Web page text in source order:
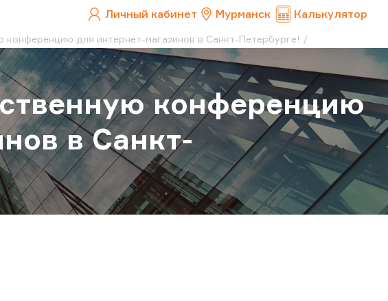
Личный кабинет Мурманск Калькулятор
конференцию для интернет-магазинов в Санкт-Петербурге!
конференцию
в Санкт-